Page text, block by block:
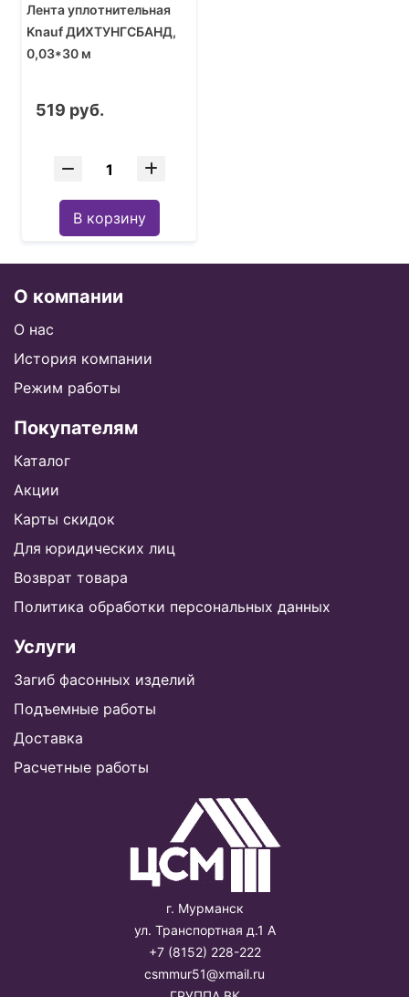
Лента уплотнительная
Knauf ДИХТУНГСБАНД,
0,03*30 м
519 руб.
В корзину
О компании
О нас
История компании
Режим работы
Покупателям
Каталог
Акции
Карты скидок
Для юридических лиц
Возврат товара
Политика обработки персональных данных
Услуги
Загиб фасонных изделий
Подъемные работы
Доставка
Расчетные работы
г. Мурманск
ул. Транспортная д.1 А
+7 (8152) 228-222
csmmur51@xmail.ru